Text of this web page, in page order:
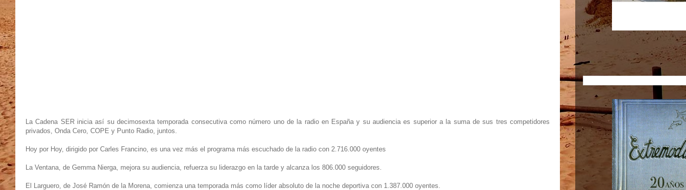
La Cadena SER inicia así su decimosexta temporada consecutiva como número uno de la radio en España y su audiencia es superior a la suma de sus tres competidores
privados, Onda Cero, COPE y Punto Radio, juntos.
Hoy por Hoy, dirigido por Carles Francino, es una vez más el programa más escuchado de la radio con 2.716.000 oyentes
La Ventana, de Gemma Nierga, mejora su audiencia, refuerza su liderazgo en la tarde y alcanza los 806.000 seguidores.
El Larguero, de José Ramón de la Morena, comienza una temporada más como líder absoluto de la noche deportiva con 1.387.000 oyentes.